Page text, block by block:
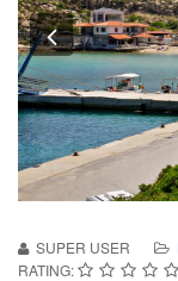
Previous
SUPER USER
RATING: